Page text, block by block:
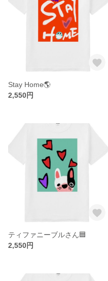
Stay Home🌎
2,550円
ティファニーブルさん🟦
2,550円